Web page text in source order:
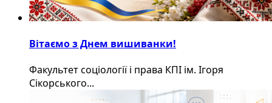
Вітаємо з Днем вишиванки!
Факультет соціології і права КПІ ім. Ігоря
Сікорського...